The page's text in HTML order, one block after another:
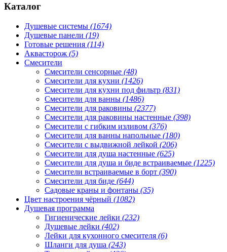
Каталог
Душевые системы (1674)
Душевые панели (19)
Готовые решения (114)
Аквасторож (5)
Смесители
Смесители сенсорные (48)
Смесители для кухни (1426)
Смесители для кухни под фильтр (831)
Смесители для ванны (1486)
Смесители для раковины (2377)
Смесители для раковины настенные (398)
Смесители с гибким изливом (376)
Смесители для ванны напольные (180)
Смесители с выдвижной лейкой (206)
Смесители для душа настенные (625)
Смесители для душа и биде встраиваемые (1225)
Смесители встраиваемые в борт (390)
Смесители для биде (644)
Садовые краны и фонтаны (35)
Цвет настроения чёрный (1082)
Душевая программа
Гигиенические лейки (232)
Душевые лейки (402)
Лейки для кухонного смесителя (6)
Шланги для душа (243)